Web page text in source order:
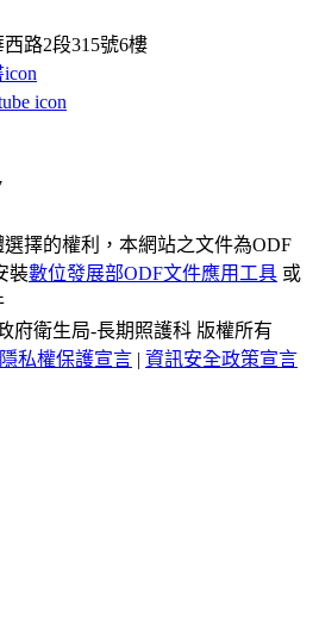
路2段315號6樓
擇的權利，本網站之文件為ODF
裝數位發展部ODF文件應用工具 或
府衛生局-長期照護科 版權所有
隱私權保護宣言 | 資訊安全政策宣言